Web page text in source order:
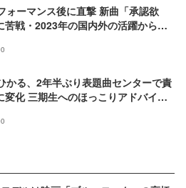
ォーマンス後に直撃 新曲「承認欲
苦戦・2023年の国内外の活躍からフ
2023＞
かる、2年半ぶり表題曲センターで責
変化 三期生へのほっこりアドバイス